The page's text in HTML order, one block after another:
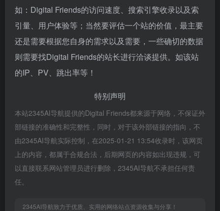
如：Digital Friends的访问速度、搜索引擎收录以及索
引量、用户体验等；当然要评估一个站的价值，最主要
还是需要根据您自身的需求以及需要，一些确切的数据
则需要找Digital Friends的站长进行洽谈提供。如该站
的IP、PV、跳出率等！
特别声明
本站2345AI导航提供的Digital Friends都来源于网络，不保证外
部链接的准确性和完整性，同时，对于该外部链接的指向，不
由2345AI导航实际控制，在2025-01-21 13:54收录时，该网页
上的内容，都属于合规合法，后期网页的内容如出现违规，可
以直接联系网站管理员进行删除，2345AI导航不承担任何责
任。
2345AI导航致力于优质、实用的网络站点资源收集与分享！